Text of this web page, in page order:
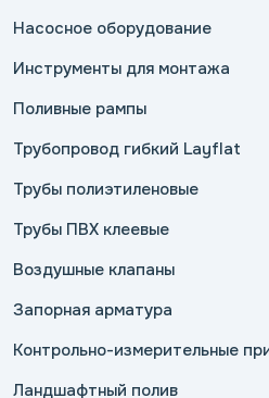
Насосное оборудование
Инструменты для монтажа
Поливные рампы
Трубопровод гибкий Layflat
Трубы полиэтиленовые
Трубы ПВХ клеевые
Воздушные клапаны
Запорная арматура
Контрольно-измерительные
Ландшафтный полив